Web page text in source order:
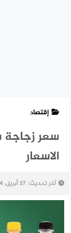
إقتصاد
سعر
الاسعار
آخر تحديث: 27 أبريل، 2024